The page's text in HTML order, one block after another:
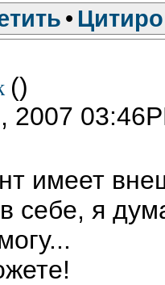
•
()
2007
имеет
себе, я